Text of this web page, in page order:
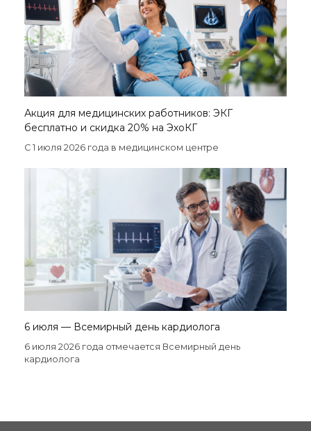
Акция для медицинских работников: ЭКГ
бесплатно и скидка 20% на ЭхоКГ
С 1 июля 2026 года в медицинском центре
6 июля — Всемирный день кардиолога
6 июля 2026 года отмечается Всемирный день
кардиолога